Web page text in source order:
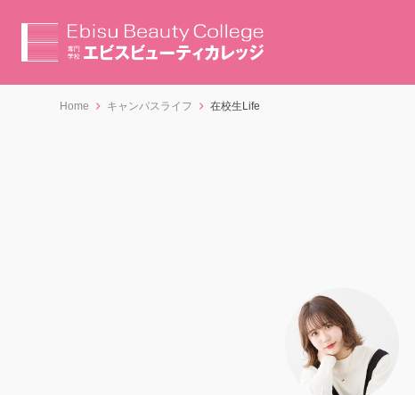
Home キャンパスライフ 在校生Life